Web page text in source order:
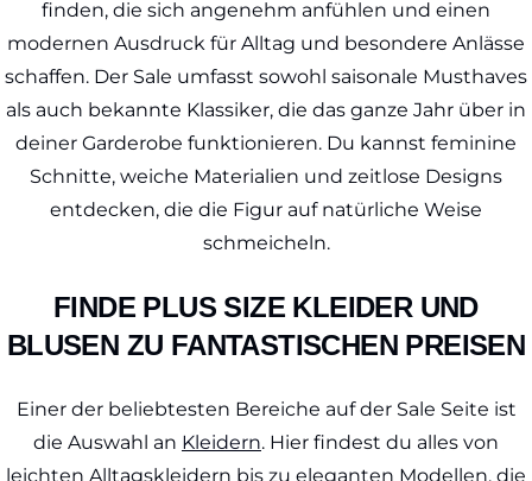
finden, die sich angenehm anfühlen und einen
modernen Ausdruck für Alltag und besondere Anlässe
schaffen. Der Sale umfasst sowohl saisonale Musthaves
als auch bekannte Klassiker, die das ganze Jahr über in
deiner Garderobe funktionieren. Du kannst feminine
Schnitte, weiche Materialien und zeitlose Designs
entdecken, die die Figur auf natürliche Weise
schmeicheln.
FINDE PLUS SIZE KLEIDER UND
BLUSEN ZU FANTASTISCHEN PREISEN
Einer der beliebtesten Bereiche auf der Sale Seite ist
die Auswahl an Kleidern. Hier findest du alles von
leichten Alltagskleidern bis zu eleganten Modellen, die